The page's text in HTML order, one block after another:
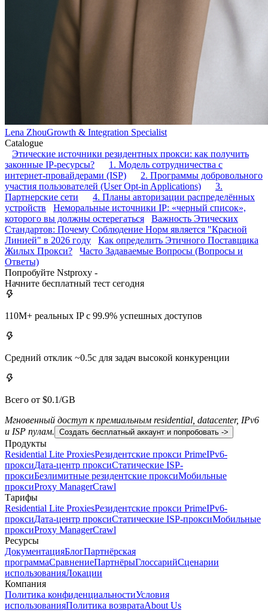
Lena ZhouGrowth & Integration Specialist
Catalogue
Этические источники резидентных прокси: как получить
законные IP-ресурсы?
1. Модель сотрудничества с
интернет-провайдерами (ISP)
2. Программы добровольного
участия пользователей (User Opt-in Applications)
3.
Партнерские сети
4. Планы авторизации распределённых
устройств
Неморальные источники IP: «черный список»,
которого вы должны остерегаться
Важность Этических
Стандартов: Почему Соблюдение Норм является "Красной
Линией" в 2026 году
Как определить Этичного Поставщика
Жилых Прокси?
Часто Задаваемые Вопросы (Вопросы и
Ответы)
Попробуйте Nstproxy -
Начните бесплатный тест сегодня
110M+ реальных IP с 99.9% успешных доступов
Средний отклик ~0.5с для задач высокой конкуренции
Всего от $0.1/GB
Мгновенный доступ к премиальным residential, datacenter, IPv6
и ISP пулам. Создать бесплатный аккаунт и попробовать ->
Продукты
Residential Lite ProxiesРезидентские прокси PrimeIPv6-
проксиДата-центр проксиСтатические ISP-
проксиБезлимитные резидентские проксиМобильные
проксиProxy ManagerCrawl
Тарифы
Residential Lite ProxiesРезидентские прокси PrimeIPv6-
проксиДата-центр проксиСтатические ISP-проксиМобильные
проксиProxy ManagerCrawl
Ресурсы
ДокументацияБлогПартнёрская
программаСравнениеПартнёрыГлоссарийСценарии
использованияЛокации
Компания
Политика конфиденциальностиУсловия
использованияПолитика возвратаAbout Us